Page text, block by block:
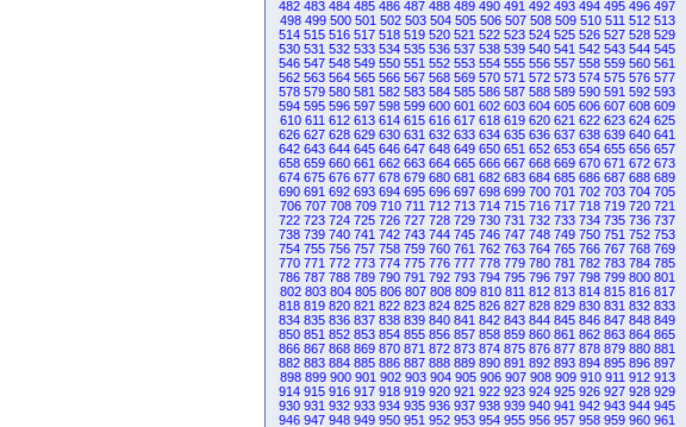
482 483 484 485 486 487 488 489 490 491 492 493 494 495 496 497
498 499 500 501 502 503 504 505 506 507 508 509 510 511 512 513
514 515 516 517 518 519 520 521 522 523 524 525 526 527 528 529
530 531 532 533 534 535 536 537 538 539 540 541 542 543 544 545
546 547 548 549 550 551 552 553 554 555 556 557 558 559 560 561
562 563 564 565 566 567 568 569 570 571 572 573 574 575 576 577
578 579 580 581 582 583 584 585 586 587 588 589 590 591 592 593
594 595 596 597 598 599 600 601 602 603 604 605 606 607 608 609
610 611 612 613 614 615 616 617 618 619 620 621 622 623 624 625
626 627 628 629 630 631 632 633 634 635 636 637 638 639 640 641
642 643 644 645 646 647 648 649 650 651 652 653 654 655 656 657
658 659 660 661 662 663 664 665 666 667 668 669 670 671 672 673
674 675 676 677 678 679 680 681 682 683 684 685 686 687 688 689
690 691 692 693 694 695 696 697 698 699 700 701 702 703 704 705
706 707 708 709 710 711 712 713 714 715 716 717 718 719 720 721
722 723 724 725 726 727 728 729 730 731 732 733 734 735 736 737
738 739 740 741 742 743 744 745 746 747 748 749 750 751 752 753
754 755 756 757 758 759 760 761 762 763 764 765 766 767 768 769
770 771 772 773 774 775 776 777 778 779 780 781 782 783 784 785
786 787 788 789 790 791 792 793 794 795 796 797 798 799 800 801
802 803 804 805 806 807 808 809 810 811 812 813 814 815 816 817
818 819 820 821 822 823 824 825 826 827 828 829 830 831 832 833
834 835 836 837 838 839 840 841 842 843 844 845 846 847 848 849
850 851 852 853 854 855 856 857 858 859 860 861 862 863 864 865
866 867 868 869 870 871 872 873 874 875 876 877 878 879 880 881
882 883 884 885 886 887 888 889 890 891 892 893 894 895 896 897
898 899 900 901 902 903 904 905 906 907 908 909 910 911 912 913
914 915 916 917 918 919 920 921 922 923 924 925 926 927 928 929
930 931 932 933 934 935 936 937 938 939 940 941 942 943 944 945
946 947 948 949 950 951 952 953 954 955 956 957 958 959 960 961